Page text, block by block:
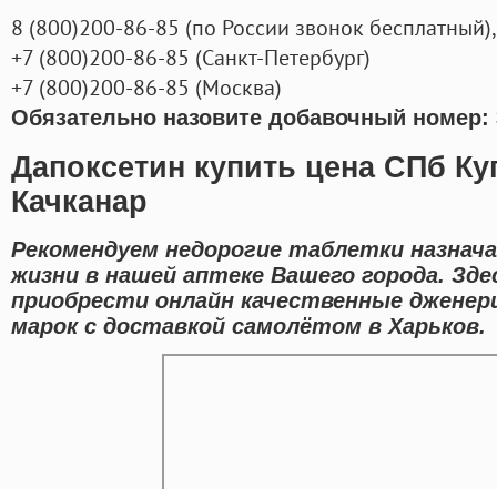
8 (800)200-86-85 (по России звонок бесплатный),
+7 (800)200-86-85 (Санкт-Петербург)
+7 (800)200-86-85 (Москва)
Обязательно назовите добавочный номер:
Дапоксетин купить цена СПб
Качканар
Рекомендуем недорогие таблетки
жизни в нашей аптеке Вашего города.
приобрести онлайн качественные
марок с доставкой самолётом в Харьков.